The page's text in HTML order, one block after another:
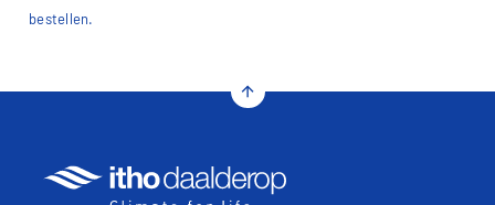
bestellen.​
arrow_upward